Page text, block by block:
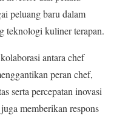
peluang baru dalam
teknologi kuliner terapan.
antara chef
peran chef,
serta percepatan inovasi
memberikan respons